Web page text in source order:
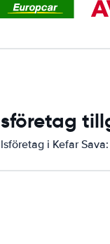
i Kefar Sava: